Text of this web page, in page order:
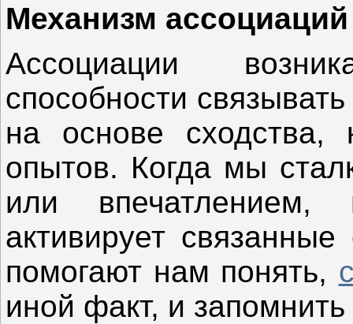
Механизм ассоциаций
Ассоциации
способности
на основе сходства,
опытов. Когда мы
или впечатлением,
активирует
помогают нам понять,
иной факт, и